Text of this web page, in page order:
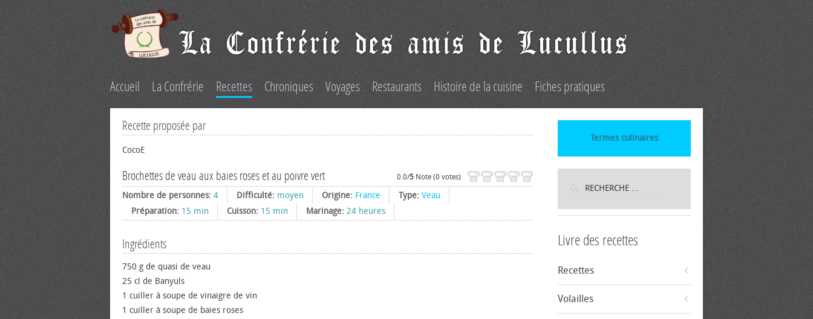
Accueil La Confrérie Recettes Chroniques Voyages Restaurants Histoire de la cuisine Fiches pratiques
Recette proposée par
CocoE
Brochettes de veau aux baies roses et au poivre vert 0.0/5 Note (0 votes)
Nombre de personnes: 4 Difficulté: moyen Origine: France Type: Veau
Préparation: 15 min Cuisson: 15 min Marinage: 24 heures
Ingrédients
750 g de quasi de veau
25 cl de Banyuls
1 cuiller à soupe de vinaigre de vin
1 cuiller à soupe de baies roses
Termes culinaires
Livre des recettes
Recettes
Volailles